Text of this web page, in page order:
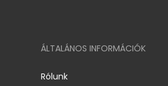
ÁLTALÁNOS INFORMÁCIÓK
Rólunk